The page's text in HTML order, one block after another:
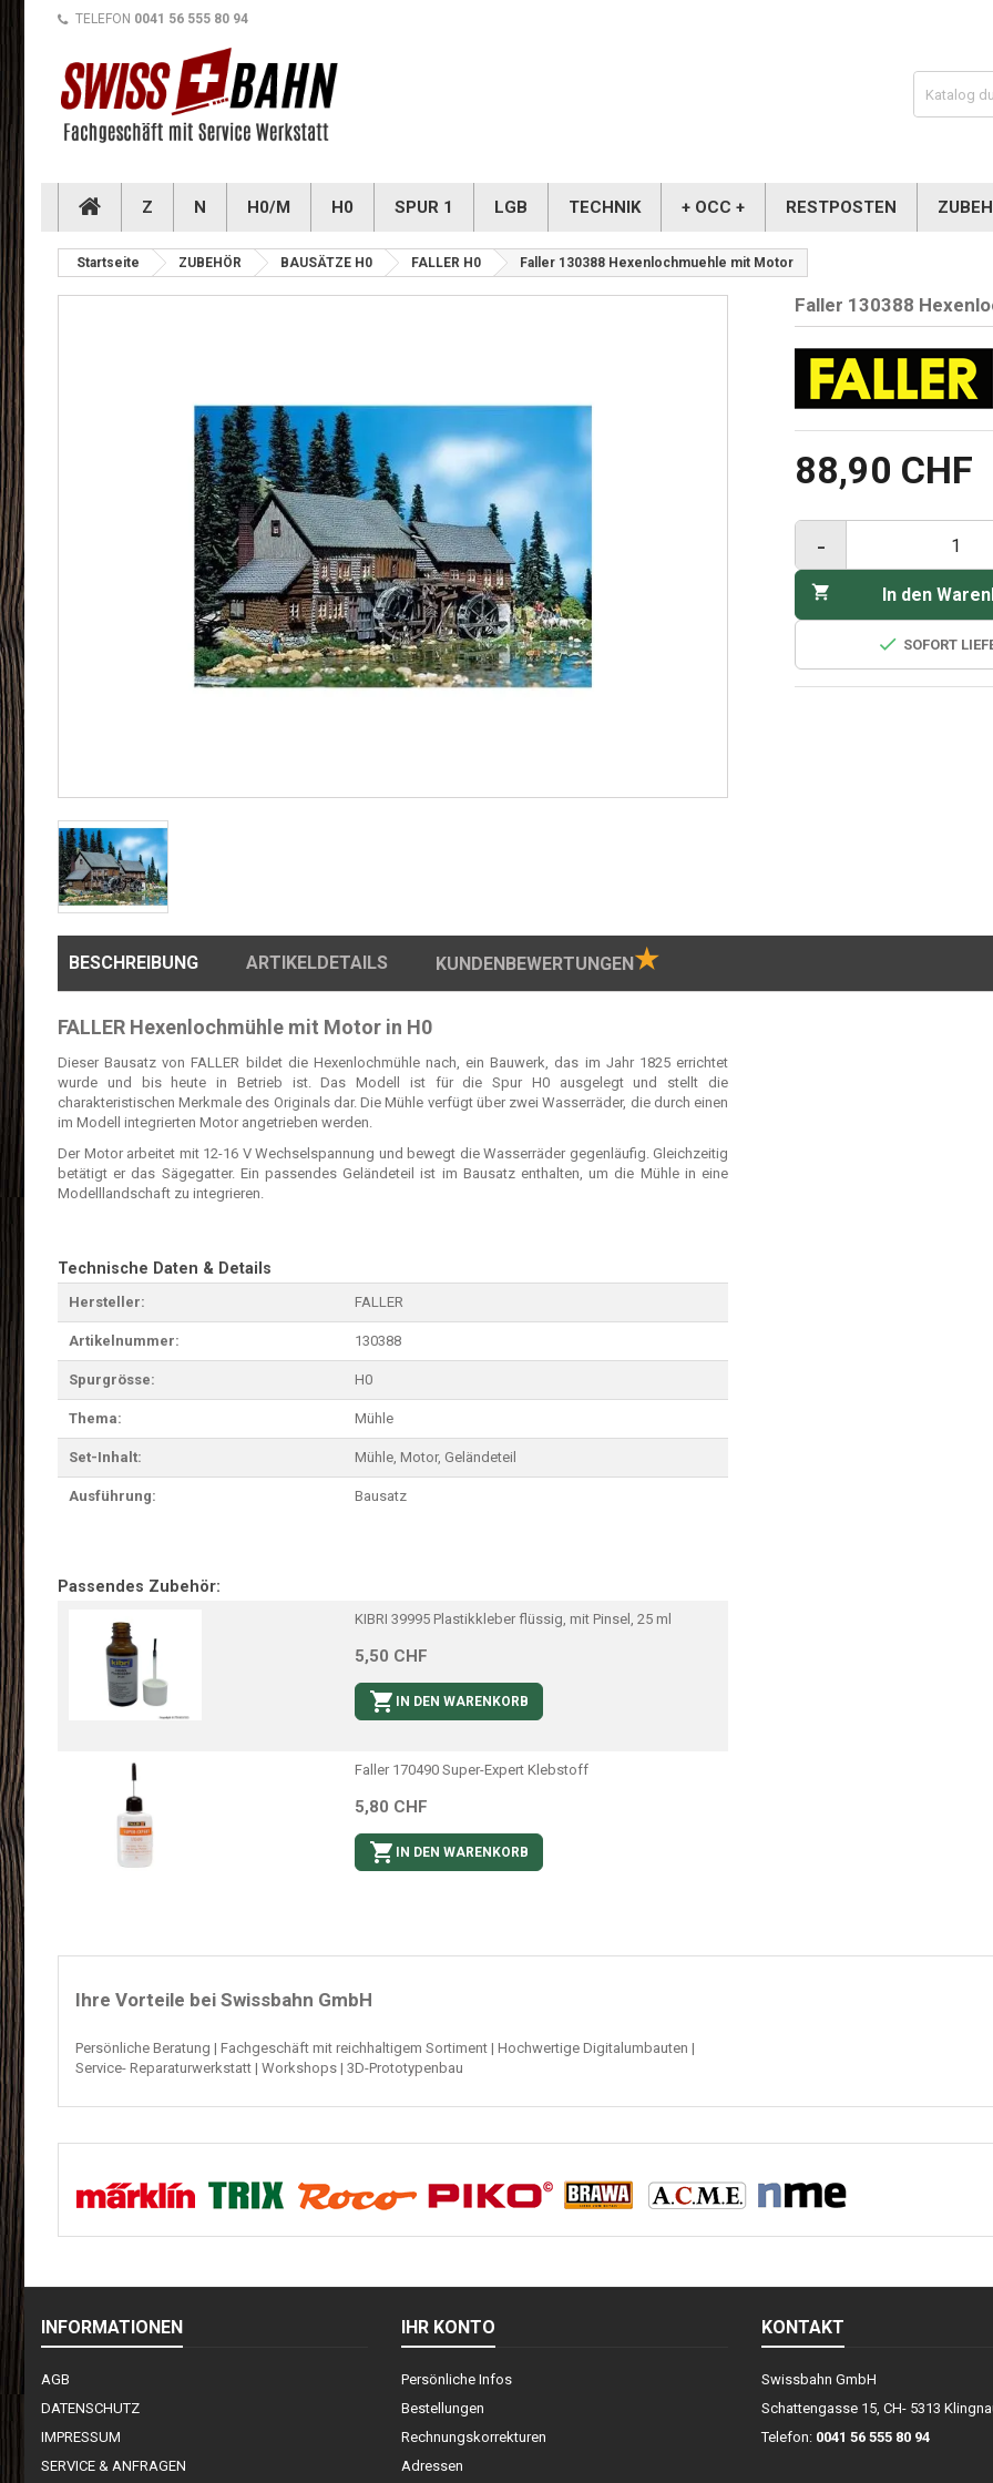
TELEFON 0041 56 555 80 94
Z N H0/M H0 SPUR 1 LGB TECHNIK + OCC + RESTPOSTEN
Startseite ZUBEHÖR BAUSÄTZE H0 FALLER H0 Faller 130388 Hexenlochmuehle mit Motor
Faller 130388
88,90 CHF
-
 In den
 SOFORT
BESCHREIBUNG ARTIKELDETAILS KUNDENBEWERTUNGEN★
FALLER Hexenlochmühle mit Motor in H0
Dieser Bausatz von FALLER bildet die Hexenlochmühle nach, ein Bauwerk, das im Jahr 1825 errichtet
wurde und bis heute in Betrieb ist. Das Modell ist für die Spur H0 ausgelegt und stellt die
charakteristischen Merkmale des Originals dar. Die Mühle verfügt über zwei Wasserräder, die durch einen
im Modell integrierten Motor angetrieben werden.
Der Motor arbeitet mit 12-16 V Wechselspannung und bewegt die Wasserräder gegenläufig. Gleichzeitig
betätigt er das Sägegatter. Ein passendes Geländeteil ist im Bausatz enthalten, um die Mühle in eine
Modelllandschaft zu integrieren.
Technische Daten & Details
Hersteller: FALLER
Artikelnummer: 130388
Spurgrösse: H0
Thema: Mühle
Set-Inhalt: Mühle, Motor, Geländeteil
Ausführung: Bausatz
Passendes Zubehör:
KIBRI 39995 Plastikkleber flüssig, mit Pinsel, 25 ml
5,50 CHF
 IN DEN WARENKORB
Faller 170490 Super-Expert Klebstoff
5,80 CHF
 IN DEN WARENKORB
Ihre Vorteile bei Swissbahn GmbH
Persönliche Beratung | Fachgeschäft mit reichhaltigem Sortiment | Hochwertige Digitalumbauten |
Service- Reparaturwerkstatt | Workshops | 3D-Prototypenbau
INFORMATIONEN
AGB
DATENSCHUTZ
IMPRESSUM
SERVICE & ANFRAGEN
IHR KONTO
Persönliche Infos
Bestellungen
Rechnungskorrekturen
Adressen
KONTAKT
Swissbahn GmbH
Schattengasse 15, CH- 5313
Telefon: 0041 56 555 80 94